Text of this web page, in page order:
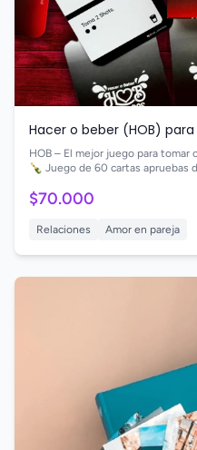
Hacer o beber (HOB)
HOB – El mejor juego para tomar
🍾 Juego de 60 cartas
$70.000
Relaciones Amor en pareja